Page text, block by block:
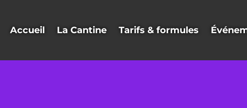
Accueil La Cantine Tarifs & formules